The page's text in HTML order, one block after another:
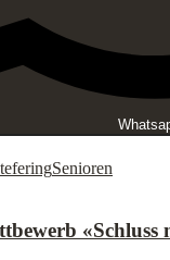
Senioren
«Schluss